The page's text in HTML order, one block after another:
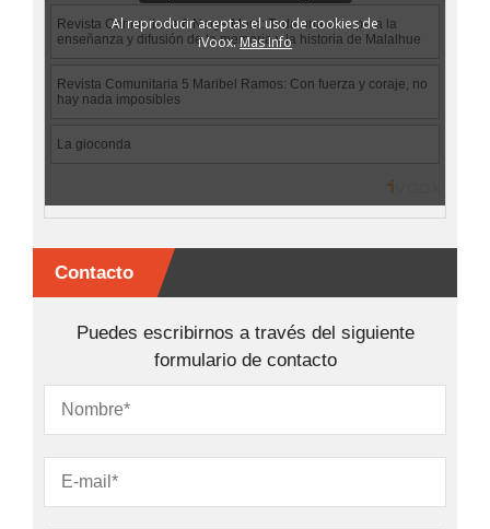
Contacto
Puedes escribirnos a través del siguiente
formulario de contacto